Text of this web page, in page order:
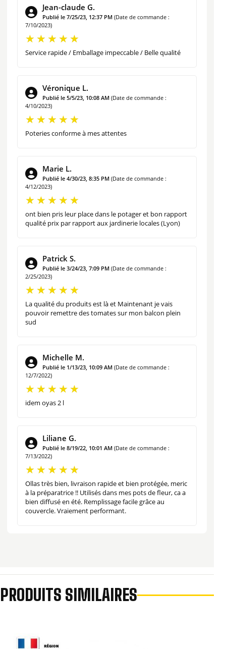
oeuvre pour la fabrication desOyas avec une argile
poreuse (terre de Soufflenheim).
conséquent parfaits pour favoriser la diffusion lente de
l’eau dans votre potager ou votre jardin.
Jean-claude G.
Publié le 7/25/23, 12:37 PM (Date de commande :
7/10/2023)
Service rapide / Emballage impeccable / Belle qualité
Véronique L.
Publié le 5/5/23, 10:08 AM (Date de commande :
4/10/2023)
Poteries conforme à mes attentes
Marie L.
Publié le 4/30/23, 8:35 PM (Date de commande :
4/12/2023)
ont bien pris leur place dans le potager et bon rapport
qualité prix par rapport aux jardinerie locales (Lyon)
Patrick S.
Publié le 3/24/23, 7:09 PM (Date de commande :
2/25/2023)
La qualité du produits est là et Maintenant je vais
pouvoir remettre des tomates sur mon balcon plein
sud
Michelle M.
Publié le 1/13/23, 10:09 AM (Date de commande :
12/7/2022)
idem oyas 2 l
Liliane G.
Publié le 8/19/22, 10:01 AM (Date de commande :
7/13/2022)
Ollas très bien, livraison rapide et bien protégée, meric
à la préparatrice !! Utilisés dans mes pots de fleur, ca a
bien diffusé en été. Remplissage facile grâce au
couvercle. Vraiement performant.
PRODUITS SIMILAIRES